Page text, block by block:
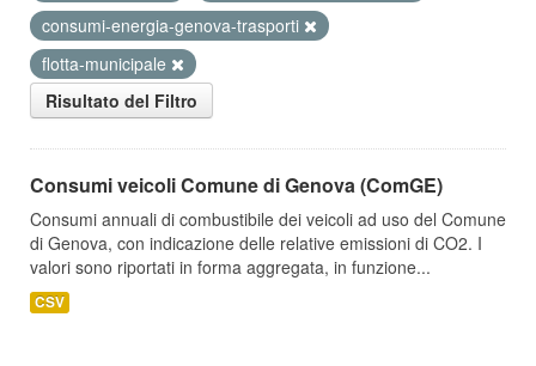
consumi-energia-genova-trasporti
flotta-municipale
Risultato del Filtro
Consumi veicoli Comune di Genova (ComGE)
Consumi annuali di combustibile dei veicoli ad uso del Comune
di Genova, con indicazione delle relative emissioni di CO2. I
valori sono riportati in forma aggregata, in funzione...
CSV